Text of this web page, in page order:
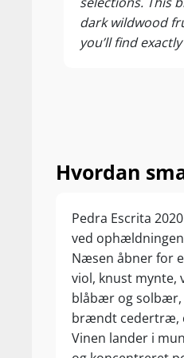
dark wildwood
you’ll find
Hvordan
Pedra Escrita
ved
Næsen åbner for
viol, knust
blåbær og solbær,
brændt cedertræ,
Vinen lander i